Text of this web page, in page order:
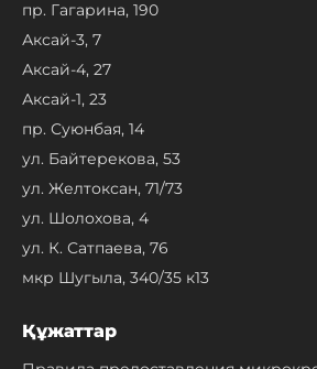
пр. Гагарина, 190
Аксай-3, 7
Аксай-4, 27
Аксай-1, 23
пр. Суюнбая, 14
ул. Байтерекова, 53
ул. Желтоксан, 71/73
ул. Шолохова, 4
ул. К. Сатпаева, 76
мкр Шугыла, 340/35 к13
Құжаттар